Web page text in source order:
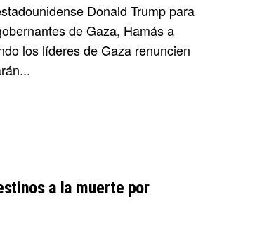
Donald Trump para
de Gaza, Hamás a
los líderes de Gaza renuncien
a la muerte por